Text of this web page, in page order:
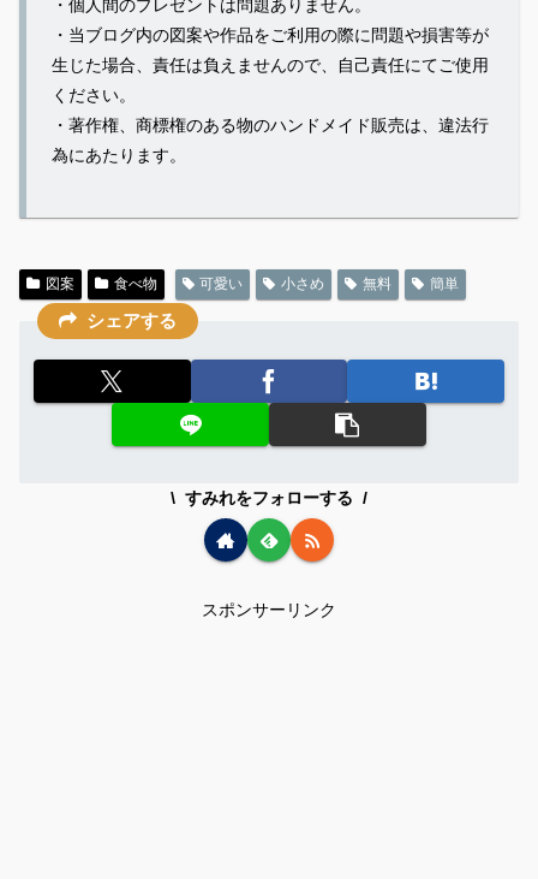
・個人間のプレゼントは問題ありません。
・当ブログ内の図案や作品をご利用の際に問題や損害等が
生じた場合、責任は負えませんので、自己責任にてご使用
ください。
・著作権、商標権のある物のハンドメイド販売は、違法行
為にあたります。
図案 食べ物 可愛い 小さめ 無料 簡単
シェアする
すみれをフォローする
スポンサーリンク